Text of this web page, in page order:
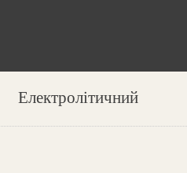
Електролітичний